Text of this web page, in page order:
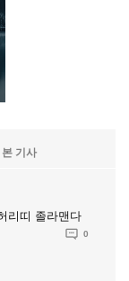
기사
리띠 졸라맨다
0